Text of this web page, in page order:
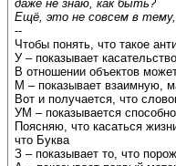
даже не знаю, как быть?
Ещё, это не совсем в тему,
--
Чтобы понять, что такое
У – показывает
В отношении объектов
М – показывает взаимную,
Вот и получается, что
УМ – показывается
Поясняю, что касаться
что Буква
З – показывает то, что